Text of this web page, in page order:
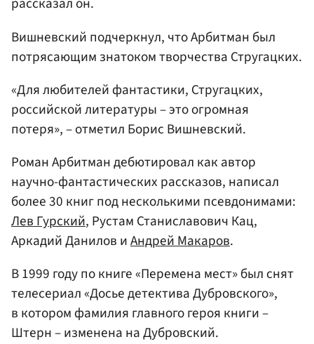
Вишневский подчеркнул, что Арбитман был
потрясающим знатоком творчества Стругацких.
«Для любителей фантастики, Стругацких,
российской литературы – это огромная
потеря», – отметил Борис Вишневский.
Роман Арбитман дебютировал как автор
научно-фантастических рассказов, написал
более 30 книг под несколькими псевдонимами:
Лев Гурский, Рустам Станиславович Кац,
Аркадий Данилов иАндрей Макаров.
В 1999 году по книге «Перемена мест» был снят
телесериал «Досье детектива Дубровского»,
в котором фамилия главного героя книги –
Штерн – изменена на Дубровский.